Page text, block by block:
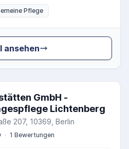
Pflege
ansehen
GmbH -
Lichtenberg
207, 10369, Berlin
· 1 Bewertungen